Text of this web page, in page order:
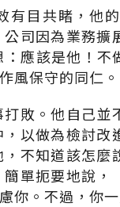
有目共睹，他
司因為業務
：應該是他！
風保守的同仁。
敗。他自己並
以做為檢討
不知道該怎
單扼要地說，
你。不過，你